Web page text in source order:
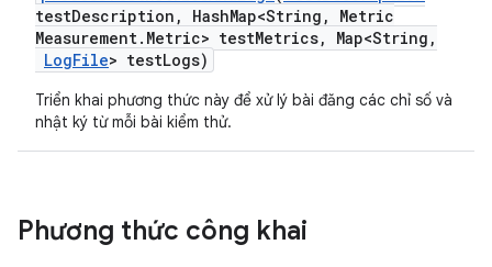
testDescription , HashMap<String ,
Metric
Measurement. Metric> testMetrics, Map<String ,
LogFile> testLogs)
Triển khai phương thức này để xử lý bài đăng các chỉ số và
nhật ký từ mỗi bài kiểm thử.
Phương thức công khai